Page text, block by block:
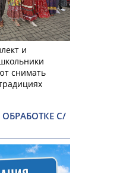
и
снимать
С/